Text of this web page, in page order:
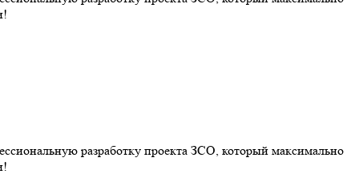
разработку проекта ЗСО, который максимально